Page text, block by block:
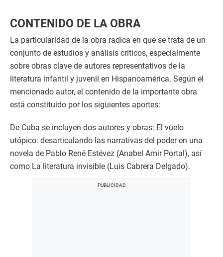
CONTENIDO DE LA OBRA
La particularidad de la obra radica en que se trata de un
conjunto de estudios y análisis críticos, especialmente
sobre obras clave de autores representativos de la
literatura infantil y juvenil en Hispanoamérica. Según el
mencionado autor, el contenido de la importante obra
está constituido por los siguientes aportes:
De Cuba se incluyen dos autores y obras: El vuelo
utópico: desarticulando las narrativas del poder en una
novela de Pablo René Estévez (Anabel Amir Portal), así
como La literatura invisible (Luis Cabrera Delgado).